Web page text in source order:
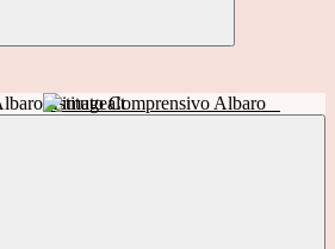
Istituto Comprensivo Albaro